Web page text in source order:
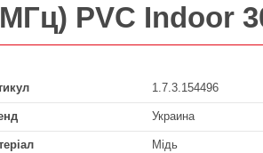
PVC Indoor
1.7.3.154496
Украина
Мідь